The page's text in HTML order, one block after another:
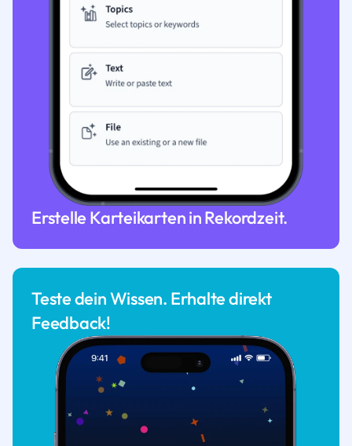
Erstelle Karteikarten in Rekordzeit.
Teste dein Wissen. Erhalte direkt
Feedback!